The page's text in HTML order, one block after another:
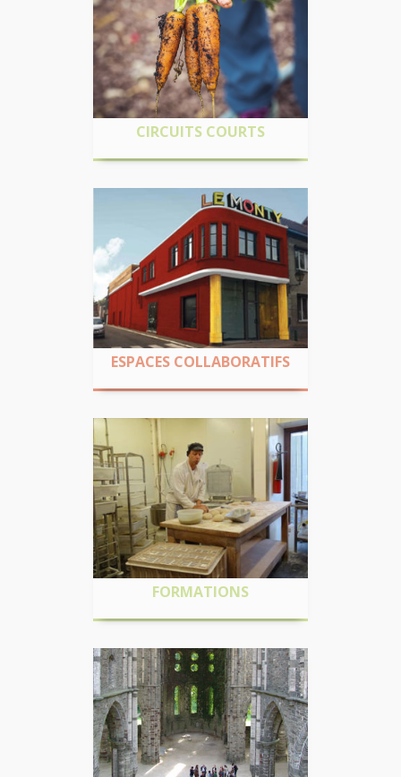
CIRCUITS COURTS
CIRCUITS COURTS
Relocaliser l’économie en développant
les circuits courts. Assurer la promotion
des productions locales
ESPACES COLLABORATIFS
ESPACES
COLLABORATIFS
Offrir de nouveaux lieux sur le territoire
Soutenir de nouvelles formes de
collaborations entre acteurs
FORMATIONS
FORMATIONS
Soutenir l’agriculture locale par des
formations spécifiques Insertion socio-
professionnelle
ABBAYES
Promouvoir nos abbayes cisterciennes
comme vecteurs de développement local
grâce à la coopération transnationale